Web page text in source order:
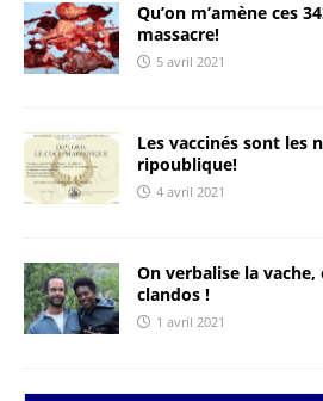
Qu’on m’amène ces
massacre!
5 avril 2021
Les vaccinés sont les
ripoublique!
4 avril 2021
On verbalise la vache,
clandos !
1 avril 2021